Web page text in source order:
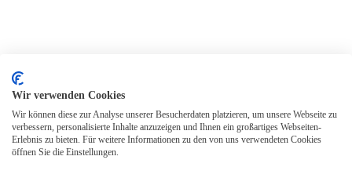
Wir verwenden Cookies
Wir können diese zur Analyse unserer Besucherdaten platzieren, um unsere Webseite zu
verbessern, personalisierte Inhalte anzuzeigen und Ihnen ein großartiges Webseiten-
Erlebnis zu bieten. Für weitere Informationen zu den von uns verwendeten Cookies
öffnen Sie die Einstellungen.